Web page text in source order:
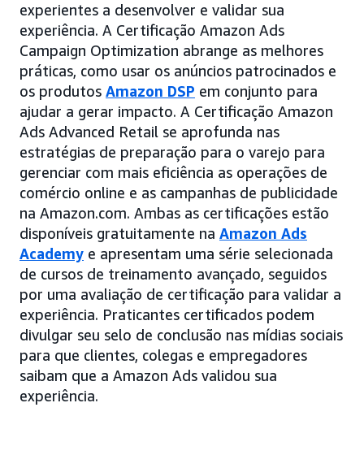
experientes a desenvolver e validar sua
experiência. A Certificação Amazon Ads
Campaign Optimization abrange as melhores
práticas, como usar os anúncios patrocinados e
os produtos Amazon DSP em conjunto para
ajudar a gerar impacto. A Certificação Amazon
Ads Advanced Retail se aprofunda nas
estratégias de preparação para o varejo para
gerenciar com mais eficiência as operações de
comércio online e as campanhas de publicidade
na Amazon.com. Ambas as certificações estão
disponíveis gratuitamente na Amazon Ads
Academy e apresentam uma série selecionada
de cursos de treinamento avançado, seguidos
por uma avaliação de certificação para validar a
experiência. Praticantes certificados podem
divulgar seu selo de conclusão nas mídias sociais
para que clientes, colegas e empregadores
saibam que a Amazon Ads validou sua
experiência.